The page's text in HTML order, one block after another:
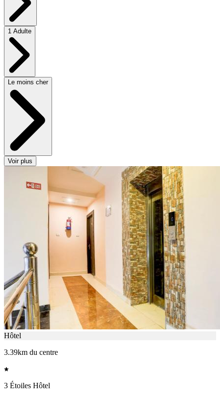
1 Adulte
Le moins cher
Voir plus
Hôtel
3.39km du centre
3 Étoiles Hôtel